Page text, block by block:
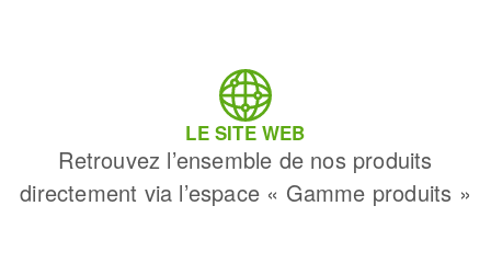
LE SITE WEB
Retrouvez l’ensemble de nos produits
directement via l’espace « Gamme produits »